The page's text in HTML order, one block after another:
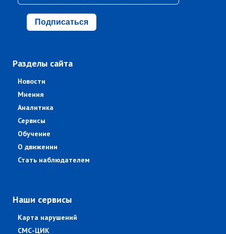
Подписаться
Разделы сайта
Новости
Мнения
Аналитика
Сервисы
Обучение
О движении
Стать наблюдателем
Наши сервисы
Карта нарушений
СМС-ЦИК